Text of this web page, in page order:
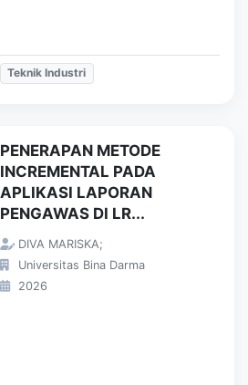
Teknik Industri
PENERAPAN METODE
INCREMENTAL PADA
APLIKASI LAPORAN
PENGAWAS DI LR...
DIVA MARISKA;
Universitas Bina Darma
2026